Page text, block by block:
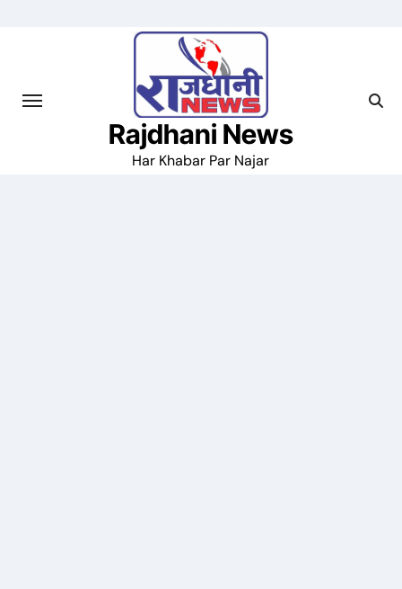
Rajdhani News
Har Khabar Par Najar